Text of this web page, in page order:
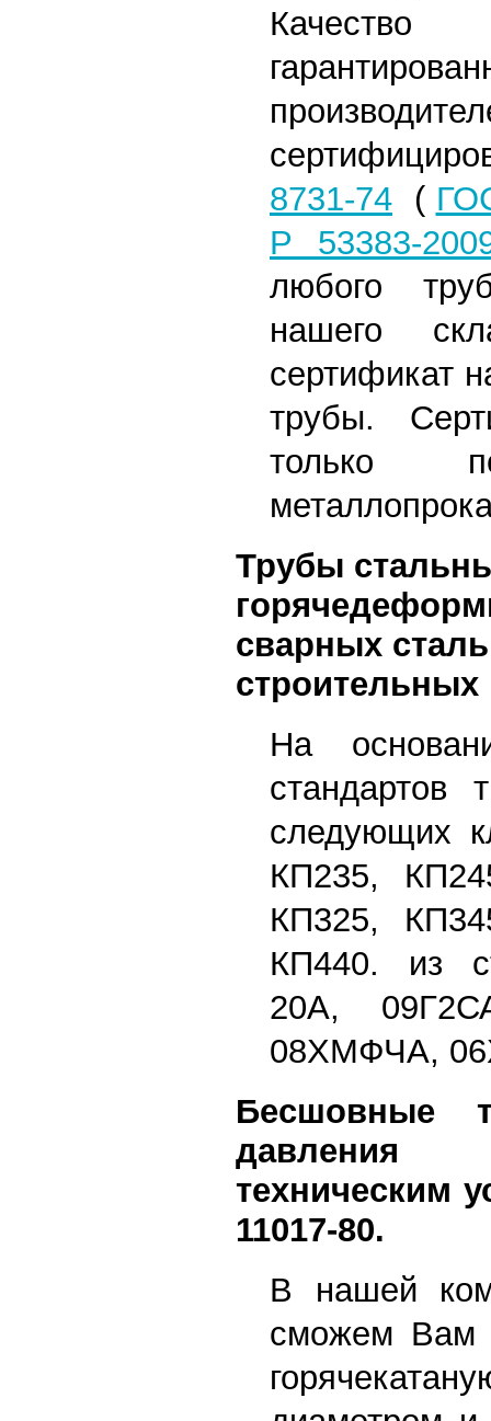
8731-74 (
Р 53383-
любого
нашего
сертификат
трубы.
только
Трубы
сварных
строительных
На
стандартов
следующих
КП235,
КП325,
КП440. из
20А,
08ХМФЧА,
Бесшовные
давления
техническим
11017-80.
В нашей
сможем Вам